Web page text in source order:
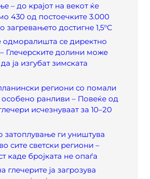
– до крајот на векот ќе
430 од постоечките 3.000
загревањето достигне 1,5°C
одморалишта се директно
Глечерските долини може
ја изгубат зимската
региони со помали
особено ранливи – Повеќе од
исчезнуваат за 10–20
затоплување ги уништува
сите светски региони –
каде бројката не опаѓа
глечерите ја загрозува